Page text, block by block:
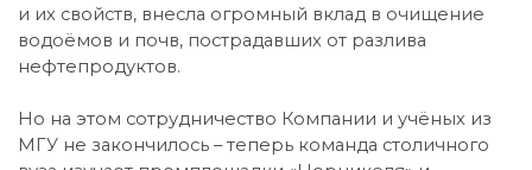
и их свойств, внесла огромный вклад в очищение
водоёмов и почв, пострадавших от разлива
нефтепродуктов.
Но на этом сотрудничество Компании и учёных из
МГУ не закончилось – теперь команда столичного